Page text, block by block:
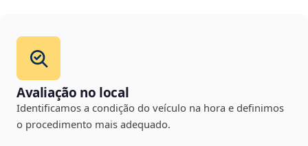
Avaliação no local
Identificamos a condição do veículo na hora e definimos
o procedimento mais adequado.